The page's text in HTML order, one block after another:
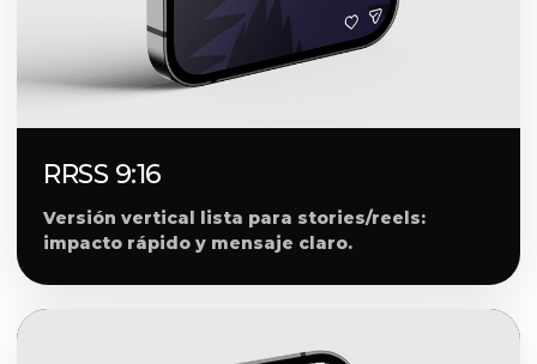
RRSS 9:16
Versión vertical lista para stories/reels:
impacto rápido y mensaje claro.